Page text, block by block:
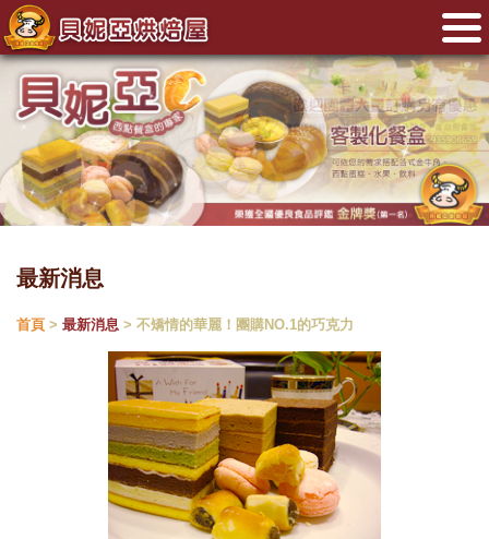
最新消息
首頁 > 最新消息 > 不矯情的華麗！團購NO.1的巧克力